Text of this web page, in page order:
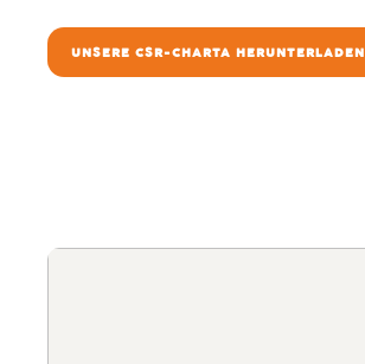
UNSERE CSR-CHARTA HERUNTERLADEN